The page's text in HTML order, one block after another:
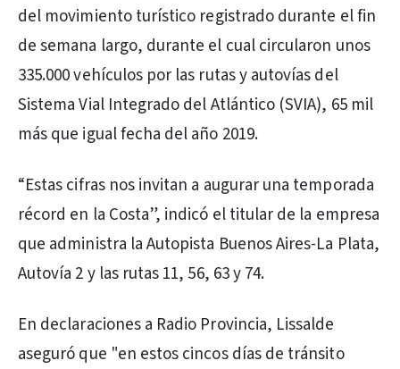
del movimiento turístico registrado durante el fin
de semana largo, durante el cual circularon unos
335.000 vehículos por las rutas y autovías del
Sistema Vial Integrado del Atlántico (SVIA), 65 mil
más que igual fecha del año 2019.
“Estas cifras nos invitan a augurar una temporada
récord en la Costa”, indicó el titular de la empresa
que administra la Autopista Buenos Aires-La Plata,
Autovía 2 y las rutas 11, 56, 63 y 74.
En declaraciones a Radio Provincia, Lissalde
aseguró que "en estos cincos días de tránsito